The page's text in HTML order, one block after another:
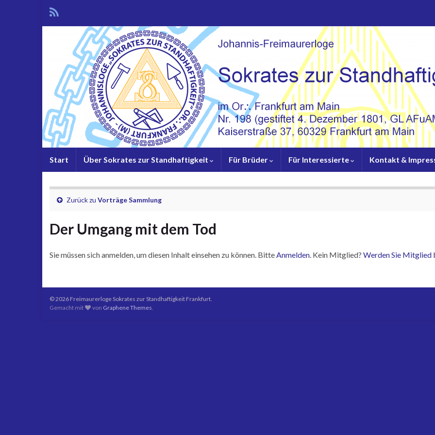
Start Über Sokrates zur Standhaftigkeit Für Brüder Für Interessierte Kontakt &
Zurück zu Vorträge Sammlung
Der Umgang mit dem Tod
Sie müssen sich anmelden, um diesen Inhalt einsehen zu können. BitteAnmelden. Kein Mitglied? Werden Sie Mitglied
© 2026 Freimaurerloge Sokrates zur Standhaftigkeit Frankfurt.
Gemacht mit
von Graphene Themes.